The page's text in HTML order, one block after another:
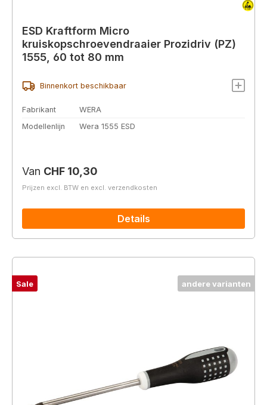
ESD Kraftform Micro
kruiskopschroevendraaier Prozidriv (PZ)
1555, 60 tot 80 mm
Binnenkort beschikbaar
Fabrikant
WERA
Modellenlijn
Wera 1555 ESD
Normale prijs:
Van CHF 10,30
Prijzen excl. BTW en excl. verzendkosten
Details
andere varianten
Sale